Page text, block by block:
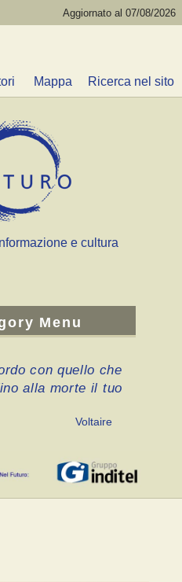
Aggiornato al 07/08/2026
Mappa Ricerca nel sito
e cultura
Menu
con quello che
alla morte il tuo
Voltaire